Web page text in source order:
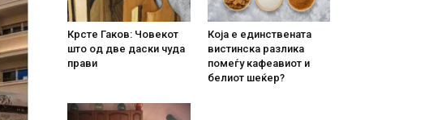
Крсте Гаков: Човекот
што од две даски чуда
прави
Која е единствената
вистинска разлика
помеѓу кафеавиот и
белиот шеќер?